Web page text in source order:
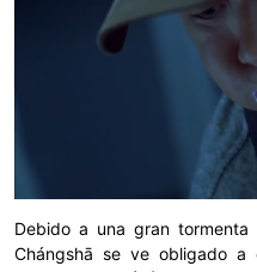
Debido a una gran
Chángshā se ve obligado